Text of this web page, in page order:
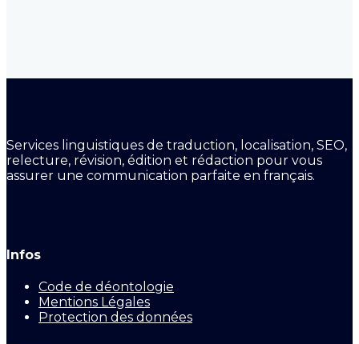
Services linguistiques de traduction, localisation, SEO,
relecture, révision, édition et rédaction pour vous
assurer une communication parfaite en français.
Infos
Code de déontologie
Mentions Légales
Protection des données